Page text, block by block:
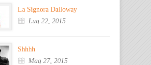
La Signora Dalloway
Lug 22, 2015
Shhhh
Mag 27, 2015